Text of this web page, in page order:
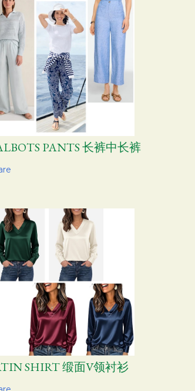
PANTS 长裤中长裤
SHIRT 缎面V领衬衫